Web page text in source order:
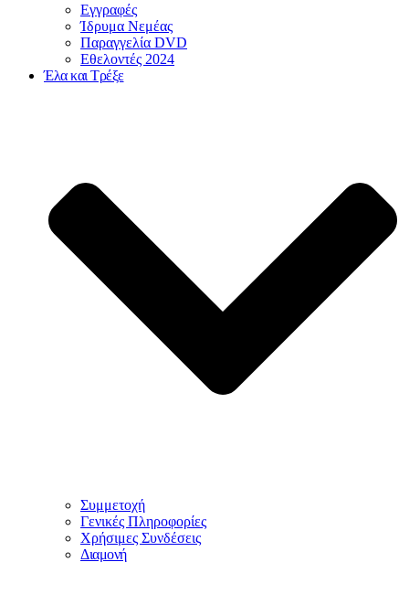
Εγγραφές
Ίδρυμα Νεμέας
Παραγγελία DVD
Εθελοντές 2024
Έλα και Τρέξε
Συμμετοχή
Γενικές Πληροφορίες
Χρήσιμες Συνδέσεις
Διαμονή